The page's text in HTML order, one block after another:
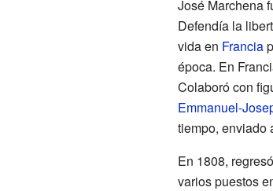
José Marchena
Defendía la
vida en Francia
época. En
Colaboró con
Emmanuel-
tiempo, enviado
En 1808,
varios puestos